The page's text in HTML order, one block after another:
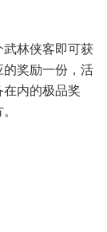
林侠客即可获
奖励一份，活
内的极品奖